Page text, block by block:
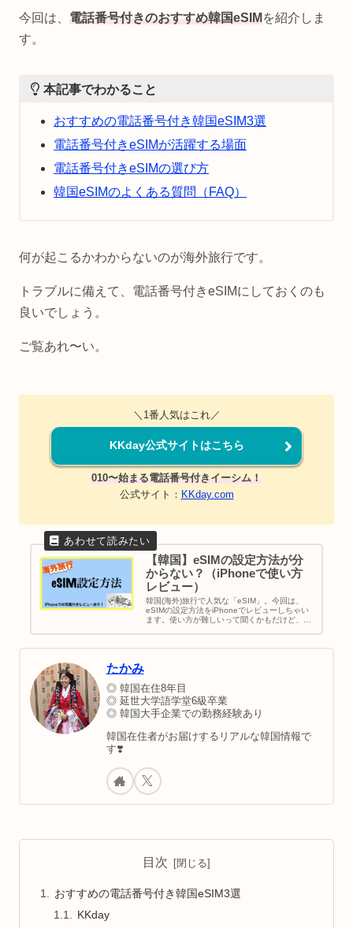
今回は、 電話番号付きのおすすめ韓国eSIM を紹介しま
す。
本記事でわかること
おすすめの電話番号付き韓国eSIM3選
電話番号付きeSIMが活躍する場面
電話番号付きeSIMの選び方
韓国eSIMのよくある質問（FAQ）
何が起こるかわからないのが海外旅行です。
トラブルに備えて、電話番号付きeSIMにしておくのも
良いでしょう。
ご覧あれ〜い。
＼1番人気はこれ／
KKday公式サイトはこちら
010〜始まる電話番号付きイーシム！
公式サイト： KKday.com
【韓国】eSIMの設定方法が分
からない？（iPhoneで使い方
レビュー）
韓国(海外)旅行で人気な「eSIM」。今回は、
eSIMの設定方法をiPhoneでレビューしちゃい
ます。使い方が難しいって聞くかもだけど、超
たかみ
◎ 韓国在住8年目
◎ 延世大学語学堂6級卒業
◎ 韓国大手企業での勤務経験あり
韓国在住者がお届けするリアルな韓国情報で
す❣️
目次
おすすめの電話番号付き韓国eSIM3選
KKday